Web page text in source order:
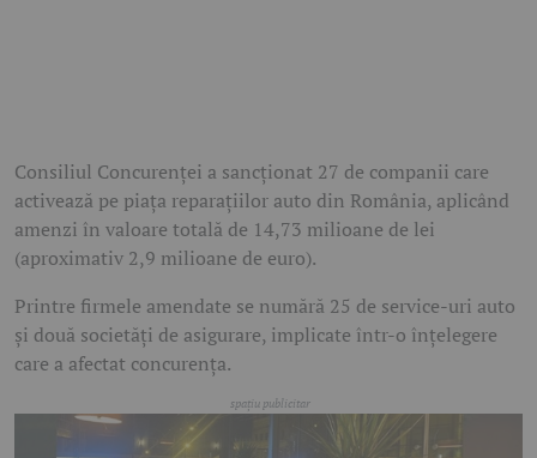
Consiliul Concurenței a sancționat 27 de companii care
activează pe piața reparațiilor auto din România, aplicând
amenzi în valoare totală de 14,73 milioane de lei
(aproximativ 2,9 milioane de euro).
Printre firmele amendate se numără 25 de service-uri auto
și două societăți de asigurare, implicate într-o înțelegere
care a afectat concurența.